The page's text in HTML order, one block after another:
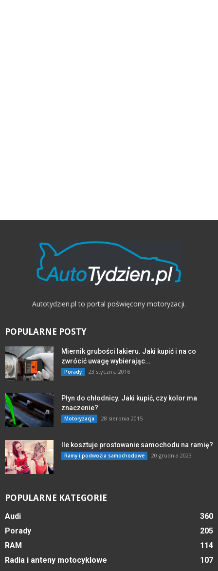
Autotydzien.pl to portal poświęcony motoryzacji.
POPULARNE POSTY
Miernik grubości lakieru. Jaki kupić i na co
zwrócić uwagę wybierając...
Porady 23 stycznia 2016
Płyn do chłodnicy. Jaki kupić, czy kolor ma
znaczenie?
Motoryzacja 28 sierpnia 2015
Ile kosztuje prostowanie samochodu na ramię?
Ramy i podwozia samochodowe 20 grudnia 2023
POPULARNE KATEGORIE
Audi
360
Porady
205
RAM
114
Radia i anteny motocyklowe
107